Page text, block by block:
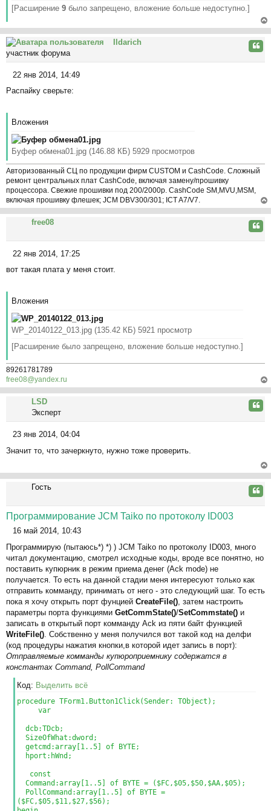
[Расширение 9 было запрещено, вложение больше недоступно.]
ер
ну
ть
ся
Ildarich
участник форума
о
щ
е
н
е
22 янв 2014, 14:49
Распайку сверьте:
Вложения
Буфер обмена01.jpg (146.88 КБ) 5929 просмотров
Авторизованный СЦ по продукции фирм CUSTOM и CashCode. Сложный
ремонт центральных плат CashCode, включая замену/прошивку
процессора. Свежие прошивки под 200/2000р. CashCode SM,MVU,MSM,
включая прошивку флешек; JCM DBV300/301; ICT A7/V7.
ер
ну
ть
free08
о
щ
е
н
е
22 янв 2014, 17:25
вот такая плата у меня стоит.
Вложения
WP_20140122_013.jpg (135.42 КБ) 5921 просмотр
[Расширение было запрещено, вложение больше недоступно.]
89261781789
free08@yandex.ru
ер
ну
ть
ся
л
у
LSD
Эксперт
о
б
н
и
е
23 янв 2014, 04:04
Значит то, что зачеркнуто, нужно тоже проверить.
ер
ну
ть
Гость
Программирование JCM Taiko по протоколу ID003
о
о
б
щ
е
н
и
е
16 май 2014, 10:43
Программирую (пытаюсь*) *) ) JCM Taiko по протоколу ID003, много
читал документацию, смотрел исходные коды, вроде все понятно, но
поставить купюрник в режим приема денег (Ack mode) не
получается. То есть на данной стадии меня интересуют только как
отправить комманду, принимать от него - это следующий шаг. То есть
пока я хочу открыть порт фунцией CreateFile() , затем настроить
параметры порта функциями GetCommState()/SetCommstate() и
записать в открытый порт комманду Ack из пяти байт функцией
WriteFile() . Собственно у меня получился вот такой код на делфи
(код процедуры нажатия кнопки,в которой идет запись в порт):
Отправляемые комманды купюроприемнику содержатся в
константах Command, PollCommand
Код: Выделить всё
procedure TForm1.Button1Click(Sender: TObject);
var
dcb:TDcb;
SizeOfWhat:dword;
getcmd:array[1..5] of BYTE;
hport:hWnd;
const
Command:array[1..5] of BYTE = ($FC,$05,$50,$AA,$05);
PollCommand:array[1..5] of BYTE =
($FC,$05,$11,$27,$56);